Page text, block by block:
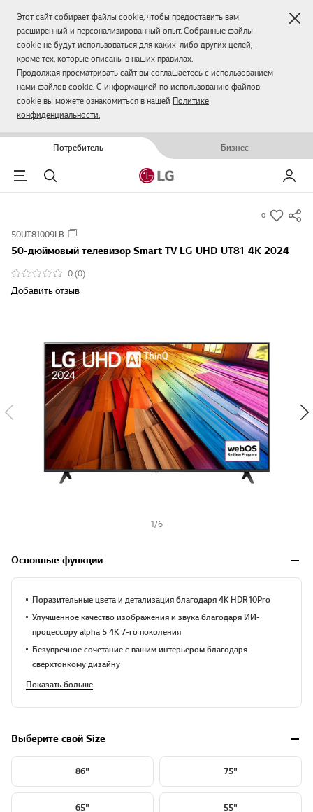
Этот сайт собирает файлы cookie, чтобы предоставить вам
расширенный и персонализированный опыт. Собранные файлы
cookie не будут использоваться для каких-либо других целей,
кроме тех, которые описаны в наших правилах.
Продолжая просматривать сайт вы соглашаетесь с использованием
нами файлов cookie. С информацией по использованию файлов
cookie вы можете ознакомиться в нашей Политике
конфиденциальности.
Потребитель Бизнес
Menu
Поиск Мой LG
0
s
m
50UT81009LB
50-дюймовый телевизор Smart TV LG UHD UT81 4K 2024
0 (0)
Добавить отзыв
1/6
Основные функции
Поразительные цвета и детализация благодаря 4K HDR10 Pro
Улучшенное качество изображения и звука благодаря ИИ-
процессору alpha 5 4K 7-го поколения
Безупречное сочетание с вашим интерьером благодаря
сверхтонкому дизайну
Показать больше
Выберите свой Size
86" 75"
65" 55"